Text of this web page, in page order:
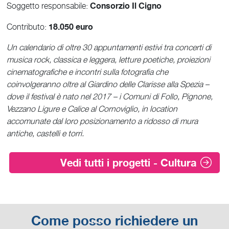
Soggetto responsabile:Consorzio Il Cigno
Contributo: 18.050 euro
Un calendario di oltre 30 appuntamenti estivi tra concerti di
musica rock, classica e leggera, letture poetiche, proiezioni
cinematografiche e incontri sulla fotografia che
coinvolgeranno oltre al Giardino delle Clarisse alla Spezia –
dove il festival è nato nel 2017 – i Comuni di Follo, Pignone,
Vezzano Ligure e Calice al Cornoviglio, in location
accomunate dal loro posizionamento a ridosso di mura
antiche, castelli e torri.
Vedi tutti i progetti - Cultura
Come posso richiedere un